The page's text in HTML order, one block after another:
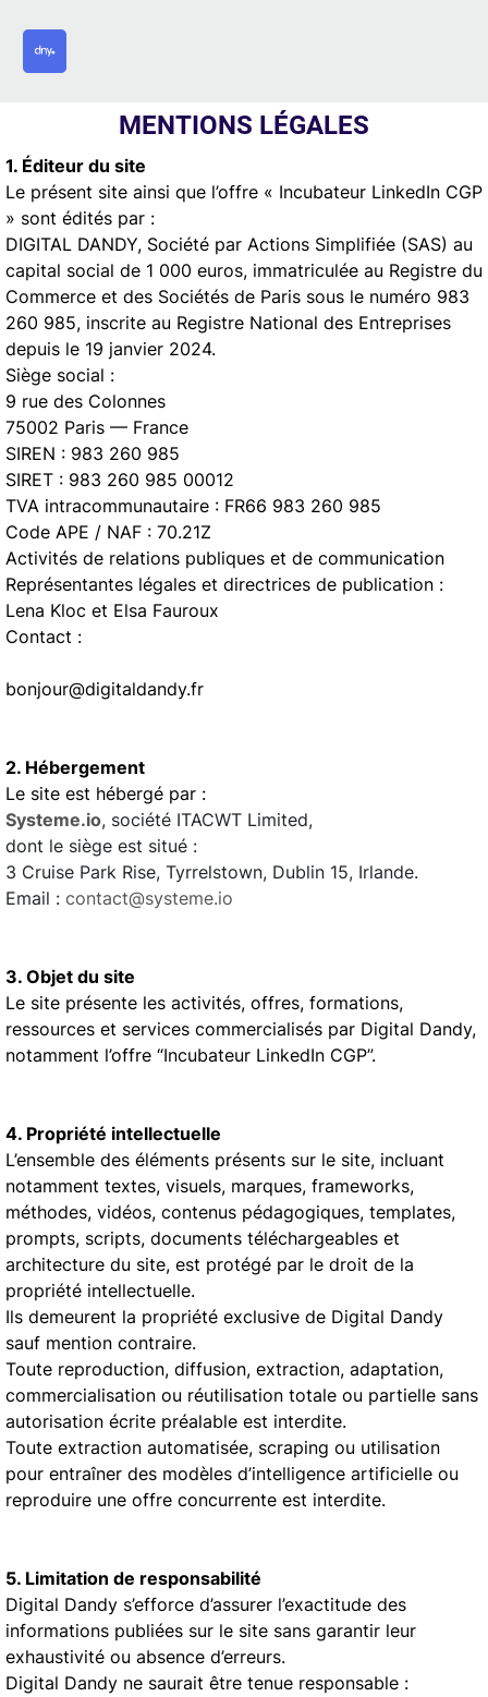
MENTIONS LÉGALES
1. Éditeur du site
Le présent site ainsi que l’offre « Incubateur LinkedIn CGP
» sont édités par :
DIGITAL DANDY, Société par Actions Simplifiée (SAS) au
capital social de 1 000 euros, immatriculée au Registre du
Commerce et des Sociétés de Paris sous le numéro 983
260 985, inscrite au Registre National des Entreprises
depuis le 19 janvier 2024.
Siège social :
9 rue des Colonnes
75002 Paris — France
SIREN : 983 260 985
SIRET : 983 260 985 00012
TVA intracommunautaire : FR66 983 260 985
Code APE / NAF : 70.21Z
Activités de relations publiques et de communication
Représentantes légales et directrices de publication :
Lena Kloc et Elsa Fauroux
Contact :
bonjour@digitaldandy.fr
2. Hébergement
Le site est hébergé par :
Systeme.io, société ITACWT Limited,
dont le siège est situé :
3 Cruise Park Rise, Tyrrelstown, Dublin 15, Irlande.
Email : contact@systeme.io
3. Objet du site
Le site présente les activités, offres, formations,
ressources et services commercialisés par Digital Dandy,
notamment l’offre “Incubateur LinkedIn CGP”.
4. Propriété intellectuelle
L’ensemble des éléments présents sur le site, incluant
notamment textes, visuels, marques, frameworks,
méthodes, vidéos, contenus pédagogiques, templates,
prompts, scripts, documents téléchargeables et
architecture du site, est protégé par le droit de la
propriété intellectuelle.
Ils demeurent la propriété exclusive de Digital Dandy
sauf mention contraire.
Toute reproduction, diffusion, extraction, adaptation,
commercialisation ou réutilisation totale ou partielle sans
autorisation écrite préalable est interdite.
Toute extraction automatisée, scraping ou utilisation
pour entraîner des modèles d’intelligence artificielle ou
reproduire une offre concurrente est interdite.
5. Limitation de responsabilité
Digital Dandy s’efforce d’assurer l’exactitude des
informations publiées sur le site sans garantir leur
exhaustivité ou absence d’erreurs.
Digital Dandy ne saurait être tenue responsable :